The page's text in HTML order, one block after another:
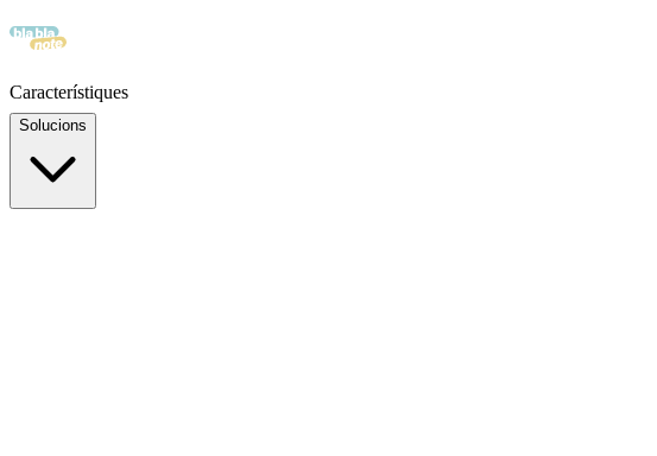
Característiques
Solucions